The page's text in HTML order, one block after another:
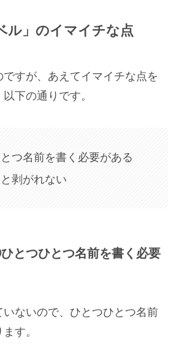
ル」のイマイチな点
すが、あえてイマイチな点を
下の通りです。
つ名前を書く必要がある
剥がれない
とつひとつ名前を書く必要
ないので、ひとつひとつ名前
す。